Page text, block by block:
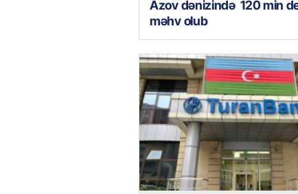
Azov dənizində 120 min
məhv olub